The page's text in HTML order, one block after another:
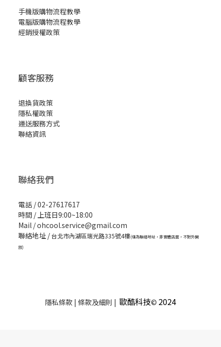
手機版購物流程教學
電腦版購物流程教學
經銷授權政策
顧客服務
退換貨政策
隱私權政策
運送服務方式
聯絡資訊
聯絡我們
電話 / 02-27617617
時間 / 上班日9:00~18:00
Mail / ohcool.service@gmail.com
聯絡地址 /台北市內湖區瑞光路335號4樓(僅為聯絡地址，非實體店面，不對外開
放)
隱私條款 | 條款及細則 | 歐酷科技© 2024